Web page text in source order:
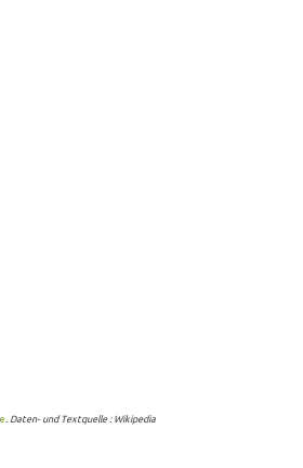
. Daten- und Textquelle : Wikipedia